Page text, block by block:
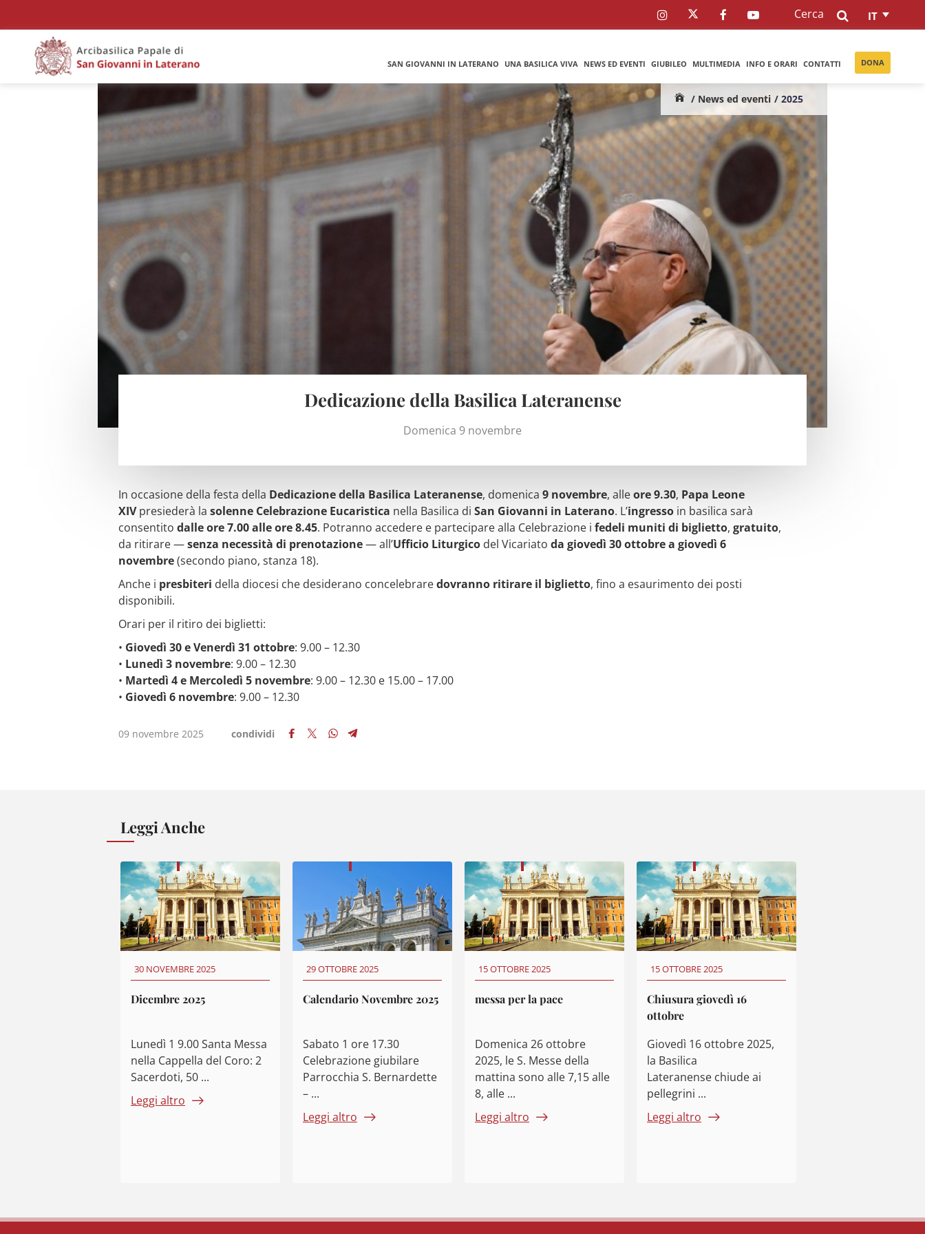
IT
Cerca
SAN GIOVANNI IN LATERANO UNA BASILICA VIVA NEWS ED EVENTI GIUBILEO MULTIMEDIA INFO E ORARI CONTATTI DONA
/ News ed eventi / 2025
Dedicazione della Basilica Lateranense
Domenica 9 novembre
In occasione della festa della Dedicazione della Basilica Lateranense, domenica 9 novembre, alleore 9.30, Papa Leone
XIVpresiederà la solenne Celebrazione Eucaristica nella Basilica di San Giovanni in Laterano. L’ingresso in basilica sarà
consentito dalle ore 7.00 alle ore 8.45. Potranno accedere e partecipare alla Celebrazione i fedeli muniti di biglietto, gratuito,
da ritirare —senza necessità di prenotazione— all’Ufficio Liturgico del Vicariato da giovedì 30 ottobre a giovedì 6
novembre(secondo piano, stanza 18).
Anche i presbiteri della diocesi che desiderano concelebraredovranno ritirare il biglietto, fino a esaurimento dei posti
disponibili.
Orari per il ritiro dei biglietti:
• Giovedì 30 e Venerdì 31 ottobre: 9.00 – 12.30
• Lunedì 3 novembre: 9.00 – 12.30
• Martedì 4 e Mercoledì 5 novembre: 9.00 – 12.30 e 15.00 – 17.00
• Giovedì 6 novembre: 9.00 – 12.30
09 novembre 2025 condividi
Leggi Anche
30 NOVEMBRE 2025
Dicembre 2025
Lunedì 1 9.00 Santa Messa
nella Cappella del Coro: 2
Sacerdoti, 50 ...
Leggi altro
29 OTTOBRE 2025
Calendario Novembre 2025
Sabato 1 ore 17.30
Celebrazione giubilare
Parrocchia S. Bernardette
– ...
Leggi altro
15 OTTOBRE 2025
messa per la pace
Domenica 26 ottobre
2025, le S. Messe della
mattina sono alle 7,15 alle
8, alle ...
Leggi altro
15 OTTOBRE 2025
Chiusura giovedì 16
ottobre
Giovedì 16 ottobre 2025,
la Basilica
Lateranense chiude ai
pellegrini ...
Leggi altro